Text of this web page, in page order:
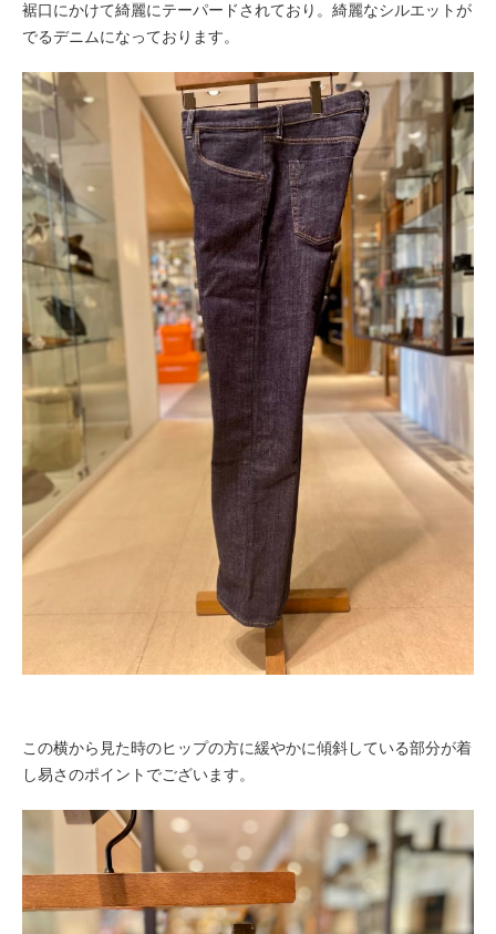
裾口にかけて綺麗にテーパードされており。綺麗なシルエットが
でるデニムになっております。
この横から見た時のヒップの方に緩やかに傾斜している部分が着
し易さのポイントでございます。